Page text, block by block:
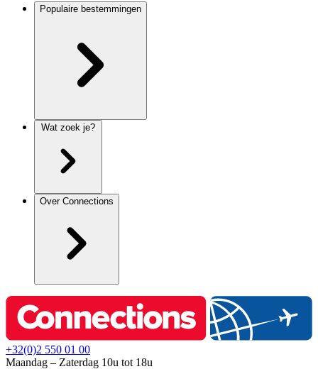
Populaire bestemmingen
Over Connections
+32(0)2 550 01 00
Maandag – Zaterdag 10u tot 18u